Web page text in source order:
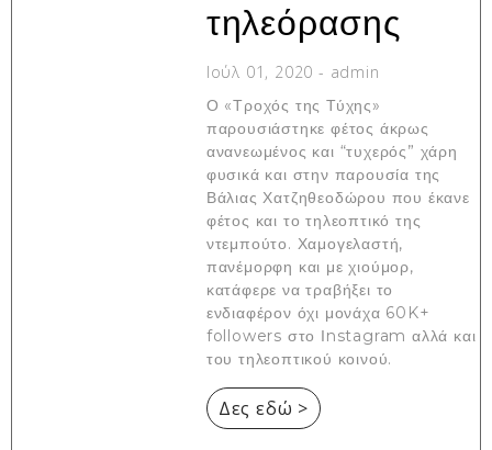
τηλεόρασης
Ιούλ 01, 2020 - admin
Ο «Τροχός της Τύχης»
παρουσιάστηκε φέτος άκρως
ανανεωμένος και “τυχερός” χάρη
φυσικά και στην παρουσία της
Βάλιας Χατζηθεοδώρου που έκανε
φέτος και το τηλεοπτικό της
ντεμπούτο. Χαμογελαστή,
πανέμορφη και με χιούμορ,
κατάφερε να τραβήξει το
ενδιαφέρον όχι μονάχα 60K+
followers στο Ιnstagram αλλά και
του τηλεοπτικού κοινού.
Δες εδώ >